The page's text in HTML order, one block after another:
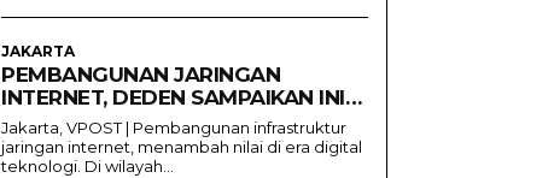
JAKARTA
PEMBANGUNAN JARINGAN
INTERNET, DEDEN SAMPAIKAN INI…
Jakarta, VPOST | Pembangunan infrastruktur
jaringan internet, menambah nilai di era digital
teknologi. Di wilayah...